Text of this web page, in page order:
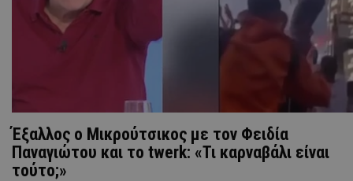
Έξαλλος ο Μικρούτσικος με τον Φειδία
Παναγιώτου και το twerk: «Τι καρναβάλι είναι
τούτο;»